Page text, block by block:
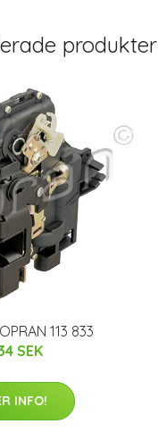
produkter
113 833
SEK
INFO!